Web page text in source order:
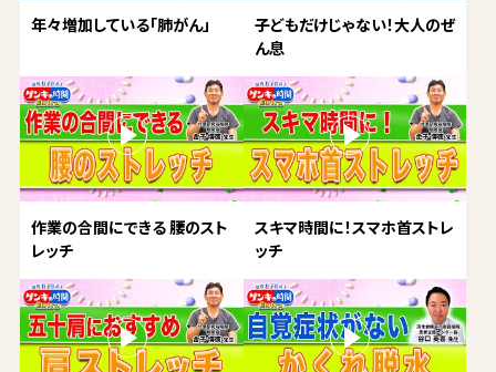
年々増加している「肺がん」
子どもだけじゃない！大人のぜ
ん息
作業の合間にできる 腰のスト
レッチ
スキマ時間に！スマホ首ストレ
ッチ